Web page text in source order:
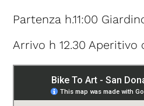
Partenza h.11:00
Arrivo h 12.30 Aperitivo